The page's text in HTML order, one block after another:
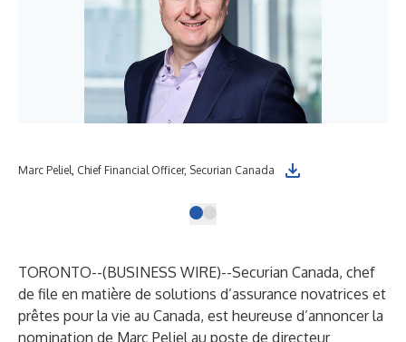
Marc Peliel, Chief Financial Officer, Securian Canada
TORONTO--(BUSINESS WIRE)--Securian Canada, chef
de file en matière de solutions d’assurance novatrices et
prêtes pour la vie au Canada, est heureuse d’annoncer la
nomination de Marc Peliel au poste de directeur